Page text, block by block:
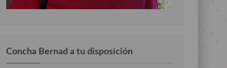
Concha Bernad a tu disposición